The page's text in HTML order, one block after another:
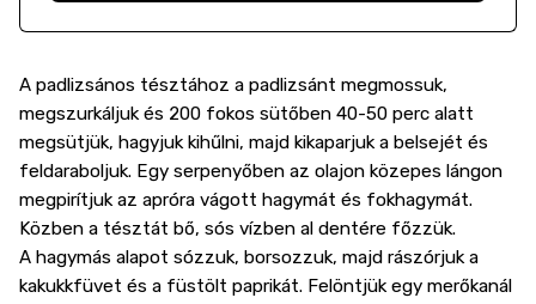
A padlizsános tésztához a padlizsánt megmossuk,
megszurkáljuk és 200 fokos sütőben 40-50 perc alatt
megsütjük, hagyjuk kihűlni, majd kikaparjuk a belsejét és
feldaraboljuk. Egy serpenyőben az olajon közepes lángon
megpirítjuk az apróra vágott hagymát és fokhagymát.
Közben a tésztát bő, sós vízben al dentére főzzük.
A hagymás alapot sózzuk, borsozzuk, majd rászórjuk a
kakukkfüvet és a füstölt paprikát. Felöntjük egy merőkanál